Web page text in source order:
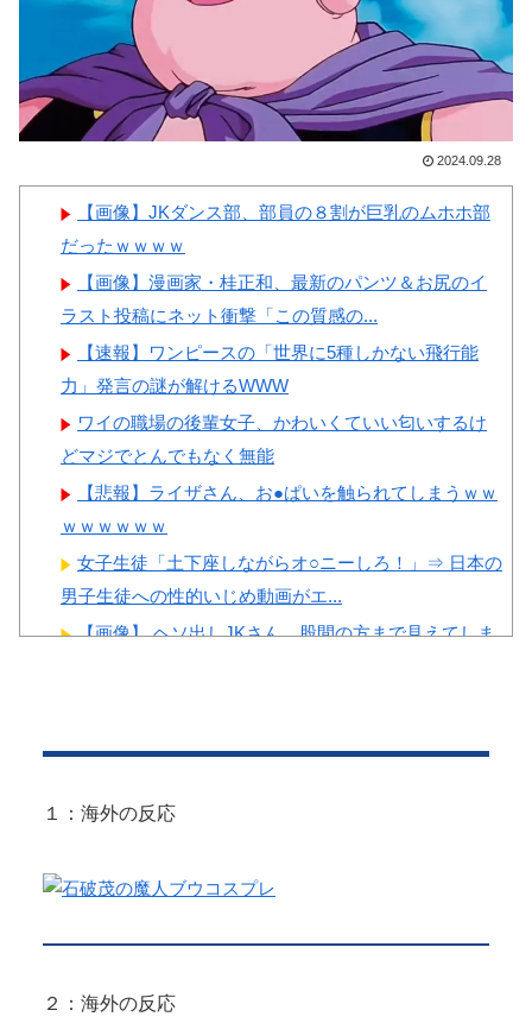
舌を絡ませて、唾液交換して
── ちゅっちゅしながらの濃厚
エッ画像♪
海外「日本よ、お前がナンバ
本の対応のスピードに世界が衝
【画像】顔100点、体30点の
女ｗｗｗ
Powered by livedoor 相互RSS
「こういうのを見ると日本人は
何か適当に作る感じがしな
い・・・」「あれがまさに経験
値である」
京へ行くしかない理由がこち
ら…」→「快適そうでめちゃく
韓国の反応
韓国人「韓国に10年間の出場
権剥奪や過去ワールドカップ、
オリンピック予選の記録削除を
要求するFIFA公式制裁を海外メ
ディアが報道！」
韓国人「韓国人の日本への好
由」
韓国人「韓国サッカー協会の
性接待問題のとんでもない言い
2024.09.28
【画像】JKダンス部、部員の８割が巨乳のムホホ部
だったｗｗｗｗ
【画像】漫画家・桂正和、最新のパンツ＆お尻のイ
ラスト投稿にネット衝撃「この質感の...
【速報】ワンピースの「世界に5種しかない飛行能
力」発言の謎が解けるWWW
ワイの職場の後輩女子、かわいくていい匂いするけ
どマジでとんでもなく無能
【悲報】ライザさん、お●ぱいを触られてしまうｗｗ
ｗｗｗｗｗｗ
女子生徒「土下座しながらオ○ニーしろ！」⇒ 日本の
男子生徒への性的いじめ動画がエ...
【画像】 ヘソ出しJKさん、股間の方まで見えてしま
とこのお姉ちゃんにチン○ン搾り...
カーが散見、「ラッキー」と思って中...
Powered by livedoor 相互RSS
１：海外の反応
２：海外の反応